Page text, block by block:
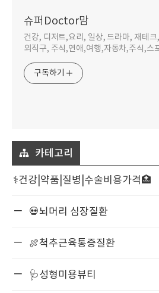
슈퍼Doctor맘
건강, 디저트,요리, 일상, 드라마, 재테크
외직구, 주식,연애,여행,자동차,주식,스
구독하기
카테고리
⚕️건강|약품|질병|수술비용가격🏥
💀뇌머리 심장질환
🍖척추근육통증질환
🩺성형미용뷰티